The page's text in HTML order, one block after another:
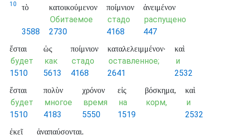
10 τὸ
3588
κατοικούμενον
Обитаемое
2730
ποίμνιον
стадо
4168
ἀνειμένον
распущено
447
ἔσται
будет
1510
ὡς
как
5613
ποίμνιον
стадо
4168
καταλελειμμένον·
оставленное;
2641
καὶ
и
2532
ἔσται
будет
1510
πολὺν
многое
4183
χρόνον
время
5550
εἰς
на
1519
βόσκημα,
корм,
καὶ
и
2532
ἐκεῖ ἀναπαύσονται.